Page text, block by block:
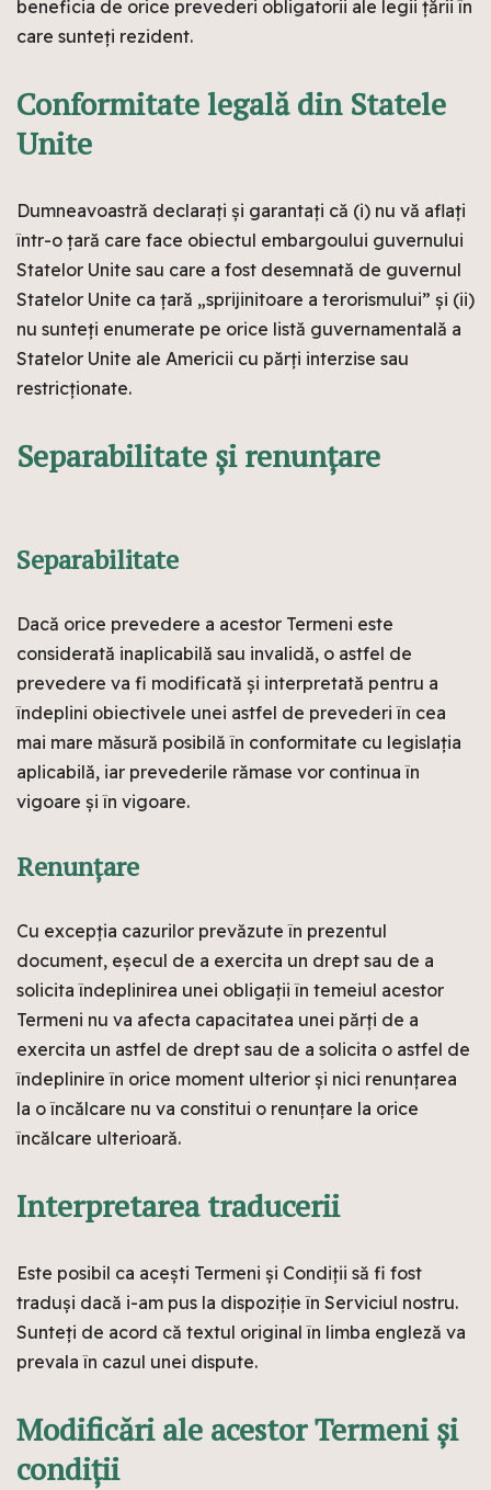
beneficia de orice prevederi obligatorii ale legii țării în
care sunteți rezident.
Conformitate legală din Statele
Unite
Dumneavoastră declarați și garantați că (i) nu vă aflați
într-o țară care face obiectul embargoului guvernului
Statelor Unite sau care a fost desemnată de guvernul
Statelor Unite ca țară „sprijinitoare a terorismului” și (ii)
nu sunteți enumerate pe orice listă guvernamentală a
Statelor Unite ale Americii cu părți interzise sau
restricționate.
Separabilitate și renunțare
Separabilitate
Dacă orice prevedere a acestor Termeni este
considerată inaplicabilă sau invalidă, o astfel de
prevedere va fi modificată și interpretată pentru a
îndeplini obiectivele unei astfel de prevederi în cea
mai mare măsură posibilă în conformitate cu legislația
aplicabilă, iar prevederile rămase vor continua în
vigoare și în vigoare.
Renunțare
Cu excepția cazurilor prevăzute în prezentul
document, eșecul de a exercita un drept sau de a
solicita îndeplinirea unei obligații în temeiul acestor
Termeni nu va afecta capacitatea unei părți de a
exercita un astfel de drept sau de a solicita o astfel de
îndeplinire în orice moment ulterior și nici renunțarea
la o încălcare nu va constitui o renunțare la orice
încălcare ulterioară.
Interpretarea traducerii
Este posibil ca acești Termeni și Condiții să fi fost
traduși dacă i-am pus la dispoziție în Serviciul nostru.
Sunteți de acord că textul original în limba engleză va
prevala în cazul unei dispute.
Modificări ale acestor Termeni și
condiții